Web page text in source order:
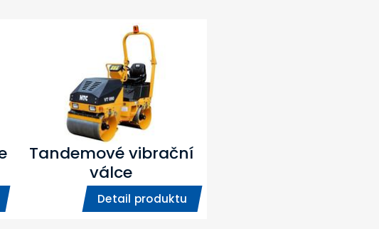
Tandemové vibrační
válce
Detail produktu